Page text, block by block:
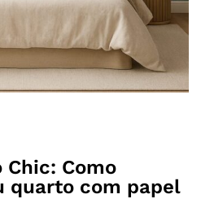
Chic: Como
quarto com papel